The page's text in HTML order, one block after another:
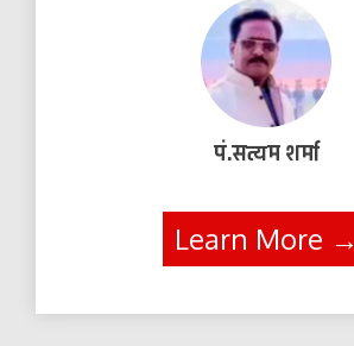
पं.सत्यम शर्मा
Learn More →